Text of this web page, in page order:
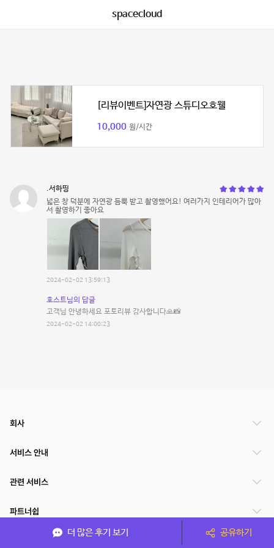
spacecloud
[리뷰이벤트]자연광 스튜디오호웰
10,000 원/시간
.서하띵
넓은 창 덕분에 자연광 듬뿍 받고 촬영했어요! 여러가지 인테리어가 많아
서 촬영하기 좋아요
2024-02-02 13:59:13
호스트님의 답글
고객님 안녕하세요 포토리뷰 감사합니다🙏📸
2024-02-02 14:00:23
더 많은 후기 보기 공유하기
회사
서비스 안내
관련 서비스
파트너쉽
서비스 제공 국가